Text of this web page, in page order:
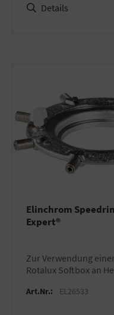
Details
Elinchrom
Expert®
zur Verwendung einer Elinchrom
Rotalux Softbox an
Art.Nr.: EL26533